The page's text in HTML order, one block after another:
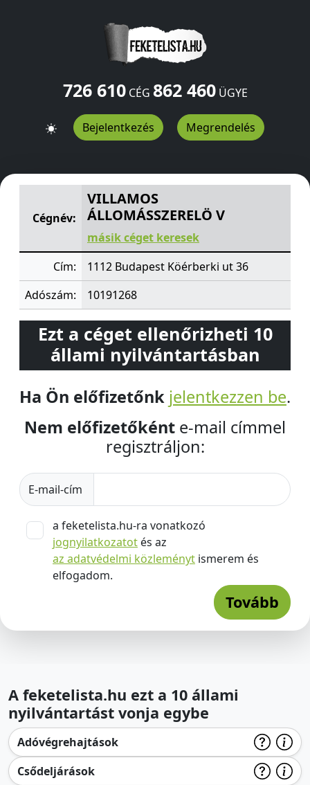
726 610CÉG 862 460ÜGYE
Bejelentkezés Megrendelés
VILLAMOS ÁLLOMÁSSZERELÖ V
Cégnév:
VILLAMOS
ÁLLOMÁSSZERELÖ V
másik céget keresek
Cím:
1112 Budapest Köérberki ut 36
Adószám:
10191268
Ezt a céget ellenőrizheti 10
állami nyilvántartásban
Ha Ön előfizetőnk jelentkezzen be.
Nem előfizetőként e-mail címmel
regisztráljon:
E-mail-cím
a feketelista.hu-ra vonatkozó
jognyilatkozatot és az
az adatvédelmi közleményt ismerem és
elfogadom.
Tovább
A feketelista.hu ezt a 10 állami
nyilvántartást vonja egybe
Adóvégrehajtások
Csődeljárások